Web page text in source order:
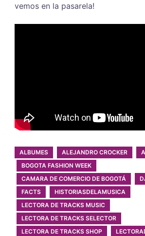
vemos en la pasarela!
ALBUMES ALEJANDRO CROCKER
BOGOTA FASHION WEEK
CAMARA DE COMERCIO DE BOGOTÁ
FACTS
HISTORIASDELAMUSICA
LECTORA DE TRACKS MUSIC
LECTORA DE TRACKS SELECTOR
LECTORA DE TRACKS SHOP